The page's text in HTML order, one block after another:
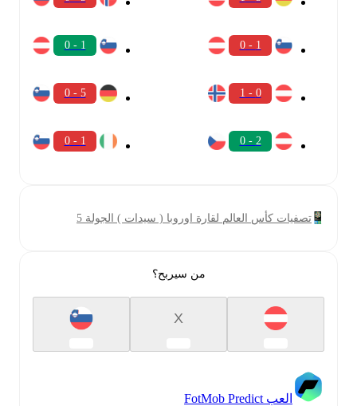
1 - 0
0 - 1
2 - 0
1 - 0
5 - 0
1 - 0
تصفيات كأس العالم لقارة اوروبا ( سيدات ) الجولة 5
من سيربح؟
العب FotMob Predict